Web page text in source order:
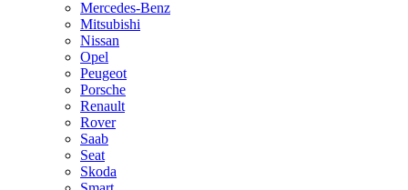
Mercedes-Benz
Mitsubishi
Nissan
Opel
Peugeot
Porsche
Renault
Rover
Saab
Seat
Skoda